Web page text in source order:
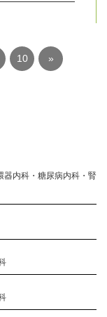
10 »
器内科・糖尿病内科・腎